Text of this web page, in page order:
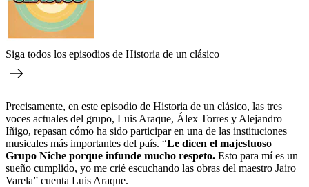
Siga todos los episodios de Historia de un clásico
Precisamente, en este episodio de Historia de un clásico, las tres
voces actuales del grupo, Luis Araque, Álex Torres y Alejandro
Iñigo, repasan cómo ha sido participar en una de las instituciones
musicales más importantes del país. “Le dicen el majestuoso
Grupo Niche porque infunde mucho respeto. Esto para mí es un
sueño cumplido, yo me crié escuchando las obras del maestro Jairo
Varela” cuenta Luis Araque.